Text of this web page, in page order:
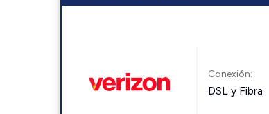
Conexión:
DSL y Fibra